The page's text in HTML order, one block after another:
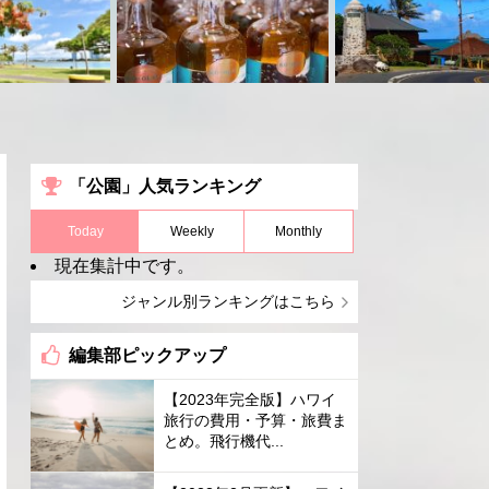
「公園」人気ランキング
Today Weekly Monthly
現在集計中です。
ジャンル別ランキングはこちら
編集部ピックアップ
【2023年完全版】ハワイ
旅行の費用・予算・旅費ま
とめ。飛行機代...